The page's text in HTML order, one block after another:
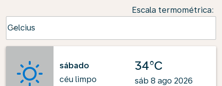
Escala termométrica:
Celcius
keyboard_arrow_down
sábado
céu limpo
34°C
sáb 8 ago 2026